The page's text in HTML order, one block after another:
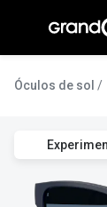
conteúdo
Óculos de sol